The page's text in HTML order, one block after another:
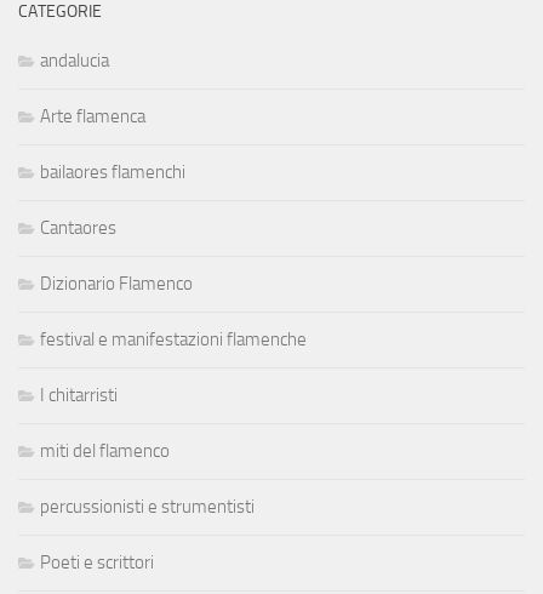
CATEGORIE
andalucia
Arte flamenca
bailaores flamenchi
Cantaores
Dizionario Flamenco
festival e manifestazioni flamenche
I chitarristi
miti del flamenco
percussionisti e strumentisti
Poeti e scrittori